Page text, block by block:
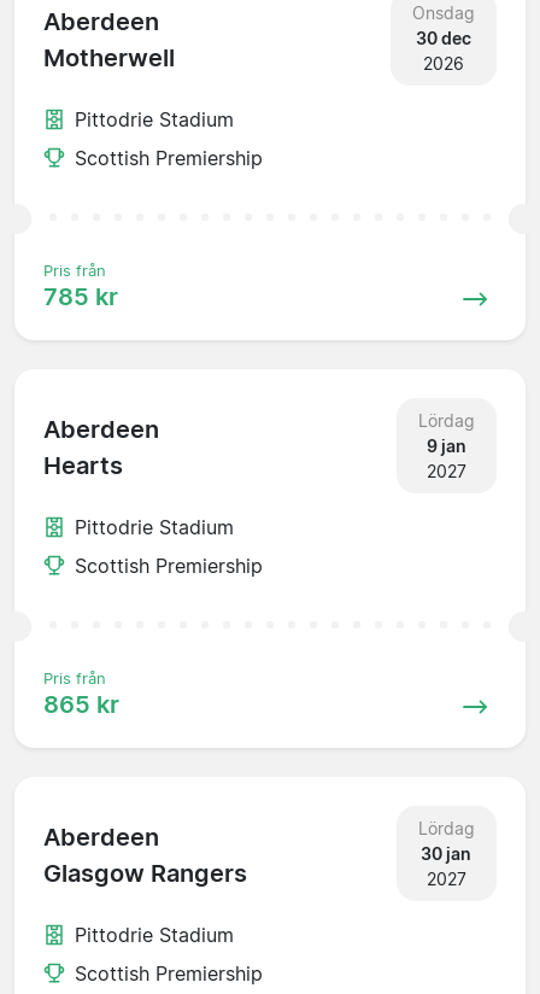
Aberdeen
Motherwell
Onsdag
30 dec
2026
Pittodrie Stadium
Scottish Premiership
Pris från
785 kr
Aberdeen
Hearts
Lördag
9 jan
2027
Pittodrie Stadium
Scottish Premiership
Pris från
865 kr
Aberdeen
Glasgow Rangers
Lördag
30 jan
2027
Pittodrie Stadium
Scottish Premiership